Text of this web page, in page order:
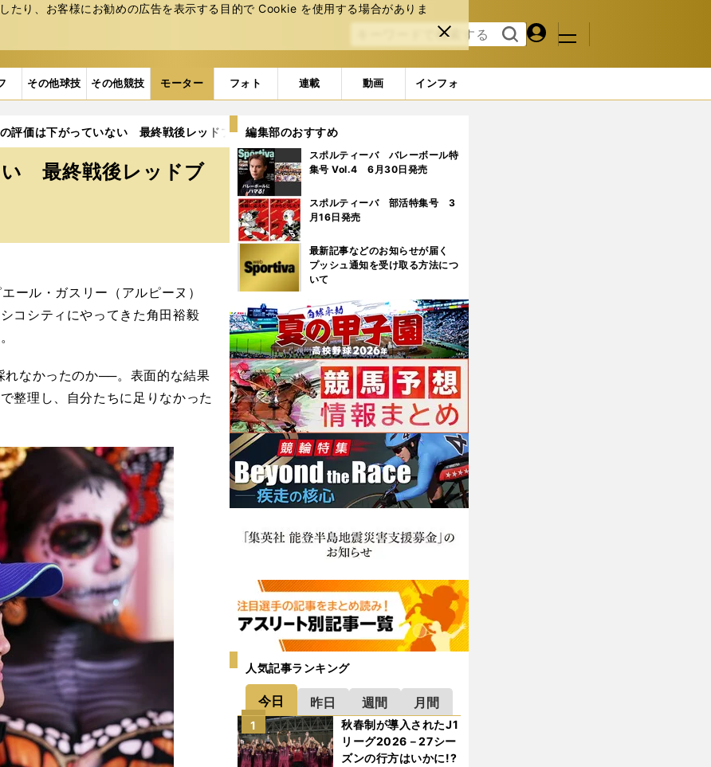
たり、お客様にお勧めの広告を表⽰する⽬的で Cookie を使⽤する場合がありま
閉じ
る
検索
る
マイペ
ジ
メニュ
その他球技 その他競技 モーター フォト 連載 動画 インフォ
の評価は下がっていない 最終戦後レッドブルのマシンでテストの可能性も
い 最終戦後レッドブ
ール・ガスリー（アルピーヌ）
コシティにやってきた角田裕毅
なかったのか──。表面的な結果
整理し、自分たちに足りなかった
編集部のおすすめ
スポルティーバ バレーボール特
集号 Vol.4 6月30日発売
スポルティーバ 部活特集号 3
月16日発売
最新記事などのお知らせが届く
プッシュ通知を受け取る方法につ
いて
人気記事ランキング
今日 昨日 週間 月間
秋春制が導入されたJ1
リーグ2026－27シー
ズンの行方はいかに!?
1